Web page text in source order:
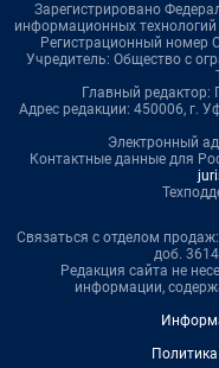
Зарегистрировано
информационных
Регистрационный
Учредитель: Общество с
Главный редактор:
Адрес редакции: 450006, г.
Электронный
Контактные данные для
Связаться с отделом
доб.
Редакция сайта не
информации,